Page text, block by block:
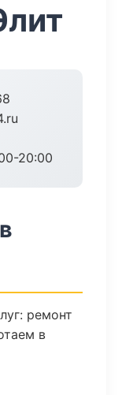
20:00
ремонт
в